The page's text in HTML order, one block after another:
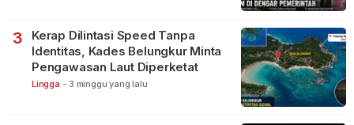
3
Kerap Dilintasi Speed Tanpa
Identitas, Kades Belungkur Minta
Pengawasan Laut Diperketat
Lingga - 3 minggu yang lalu